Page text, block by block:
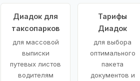
Диадок для
таксопарков
для массовой
выписки
путевых листов
водителям
Тарифы
Диадок
для выбора
оптимального
пакета
документов и